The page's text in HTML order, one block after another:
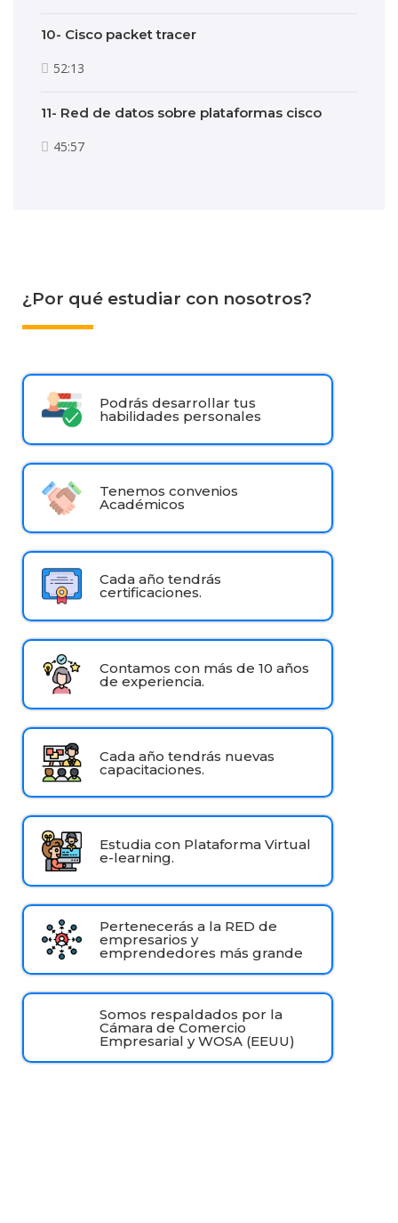
10- Cisco packet tracer
52:13
11- Red de datos sobre plataformas cisco
45:57
¿Por qué estudiar con nosotros?
Podrás desarrollar tus
habilidades personales
Tenemos convenios
Académicos
Cada año tendrás
certificaciones.
Contamos con más de 10 años
de experiencia.
Cada año tendrás nuevas
capacitaciones.
Estudia con Plataforma Virtual
e-learning.
Pertenecerás a la RED de
empresarios y
emprendedores más grande
Somos respaldados por la
Cámara de Comercio
Empresarial y WOSA (EEUU)